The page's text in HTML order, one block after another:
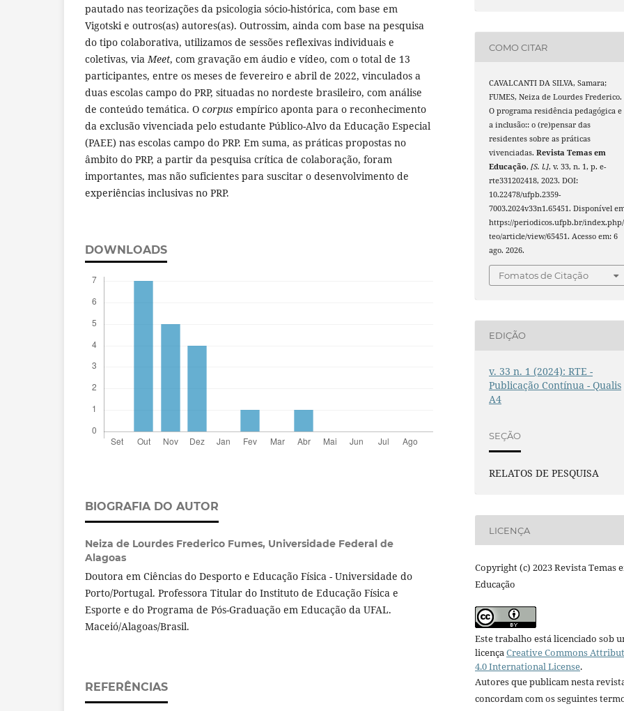
pautado nas teorizações da psicologia sócio-histórica, com base em
Vigotski e outros(as) autores(as). Outrossim, ainda com base na pesquisa
do tipo colaborativa, utilizamos de sessões reflexivas individuais e
coletivas, viaMeet, com gravação em áudio e vídeo, com o total de 13
participantes, entre os meses de fevereiro e abril de 2022, vinculados a
duas escolas campo do PRP, situadas no nordeste brasileiro, com análise
de conteúdo temática. O corpus empírico aponta para o reconhecimento
da exclusão vivenciada pelo estudante Público-Alvo da Educação Especial
(PAEE) nas escolas campo do PRP. Em suma, as práticas propostas no
âmbito do PRP, a partir da pesquisa crítica de colaboração, foram
importantes, mas não suficientes para suscitar o desenvolvimento de
experiências inclusivas no PRP.
DOWNLOADS
BIOGRAFIA DO AUTOR
Neiza de Lourdes Frederico Fumes, Universidade Federal de
Alagoas
Doutora em Ciências do Desporto e Educação Física - Universidade do
Porto/Portugal. Professora Titular do Instituto de Educação Física e
Esporte e do Programa de Pós-Graduação em Educação da UFAL.
Maceió/Alagoas/Brasil.
REFERÊNCIAS
COMO CITAR
CAVALCANTI DA SILVA, Samara;
FUMES, Neiza de Lourdes Frederico.
O programa residência pedagógica e
a inclusão:: o (re)pensar das
residentes sobre as práticas
vivenciadas.Revista Temas em
Educação,[S. l.], v. 33, n. 1, p. e-
rte331202418, 2023. DOI:
10.22478/ufpb.2359-
7003.2024v33n1.65451. Disponível
https://periodicos.ufpb.br/
teo/article/view/65451. Acesso em: 6
ago. 2026.
Fomatos de Citação
EDIÇÃO
v. 33 n. 1 (2024): RTE -
Publicação Contínua - Qualis
A4
SEÇÃO
RELATOS DE PESQUISA
LICENÇA
Copyright (c) 2023 Revista Temas
Educação
Este trabalho está licenciado sob
licençaCreative Commons
4.0 International License.
Autores que publicam nesta
concordam com os seguintes